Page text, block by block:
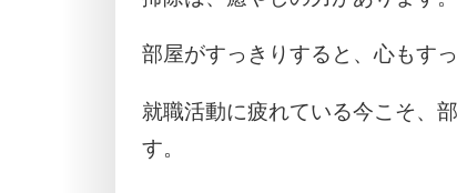
部屋がすっきりすると、心もすっ
就職活動に疲れている今こそ、
す。